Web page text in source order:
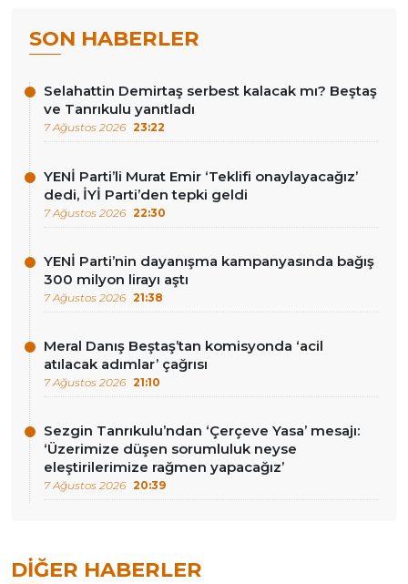
SON HABERLER
Selahattin Demirtaş serbest kalacak mı? Beştaş
ve Tanrıkulu yanıtladı
7 Ağustos 2026 23:22
YENİ Parti’li Murat Emir ‘Teklifi onaylayacağız’
dedi, İYİ Parti’den tepki geldi
7 Ağustos 2026 22:30
YENİ Parti’nin dayanışma kampanyasında bağış
300 milyon lirayı aştı
7 Ağustos 2026 21:38
Meral Danış Beştaş’tan komisyonda ‘acil
atılacak adımlar’ çağrısı
7 Ağustos 2026 21:10
Sezgin Tanrıkulu’ndan ‘Çerçeve Yasa’ mesajı:
‘Üzerimize düşen sorumluluk neyse
eleştirilerimize rağmen yapacağız’
7 Ağustos 2026 20:39
DIĞER HABERLER